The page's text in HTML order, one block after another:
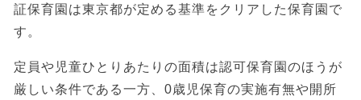
証保育園は東京都が定める基準をクリアした保育園で
す。
定員や児童ひとりあたりの面積は認可保育園のほうが
厳しい条件である一方、0歳児保育の実施有無や開所